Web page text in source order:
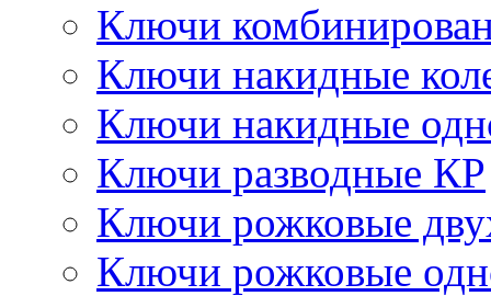
Ключи
Ключи накидные
Ключи накидные
Ключи разводные КР
Ключи рожковые
Ключи рожковые